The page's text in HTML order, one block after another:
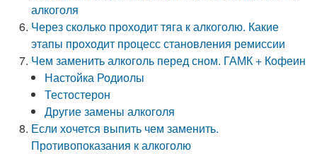
алкоголя
Через сколько проходит тяга к алкоголю. Какие
этапы проходит процесс становления ремиссии
Чем заменить алкоголь перед сном. ГАМК + Кофеин
Настойка Родиолы
Тестостерон
Другие замены алкоголя
Если хочется выпить чем заменить.
Противопоказания к алкоголю